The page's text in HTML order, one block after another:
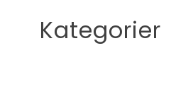
Kategorier